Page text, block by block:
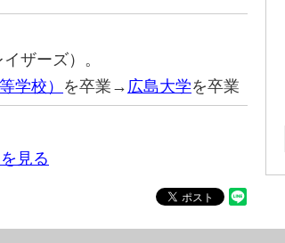
ザーズ）。
学校） を卒業→ 広島大学を卒業
見る